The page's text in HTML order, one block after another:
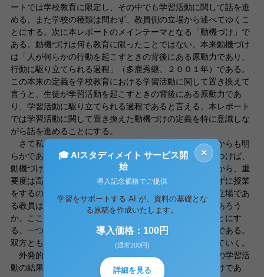
ートでは学校教育に限定し、その中でも学習活動に関して話を進
める。また学校の種類は問わず、教員側の立場から述べてゆくこ
とにする。次に本レポートのメインテーマとなる「動機づけ」で
ある。動機づけは何も教育に限ったことではない。本来動機づけ
は「人が何らかの行動を起こすときの背後にある原動力であり、
行動に駆り立てられる過程」（多鹿秀継、２００１年）である。
この本来の定義を学校教育における学習活動に関して置き換えて
言うと、生徒が学習活動を起こすときの背後にある原動力であ
り、学習活動に駆り立てられる過程であると言える。本レポート
では学習活動に関して置き換えた動機づけの定義を特に意識しな
がら話を進めることにする。
さて私がテーマに動機づけを挙げた理由は上記の定義からも明
らかである。動機づけは学習活動を起こす原動力。逆をつけば、
動機づけ無しに学習活動は起きえないと言えるのであるから、重
要度は高い。動機づけを意識して授業をするのと意識せずに授業
をするのとでは大きな差が生まれる。では生徒に教える立場であ
る教員は具体的にどのようなことを意識すればいいのであろう
か。ここで動機づけの種類を大きく二つに分けてみることにす
る。一つは外発的動機づけ。もう一つは内発的動機づけである。
双方とも教員にできる動機づけである。一つ一つ解説していく。
外発的動機づけについて。外発的動機づけとは、生徒の学習活
動の結果に関して、外的な賞あるいは罰を与える動機づけであ
×
🎓 AIスタディメイト サービス開
始
導入記念価格でご提供
学習をサポートする AI が、資料の基礎とな
る原稿を作成いたします。
導入価格：100円
(通常200円)
詳細を見る